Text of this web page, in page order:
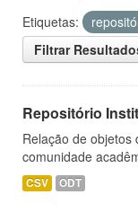
Etiquetas:
Filtrar
Repositório
Relação de objetos
comunidade
CSV ODT